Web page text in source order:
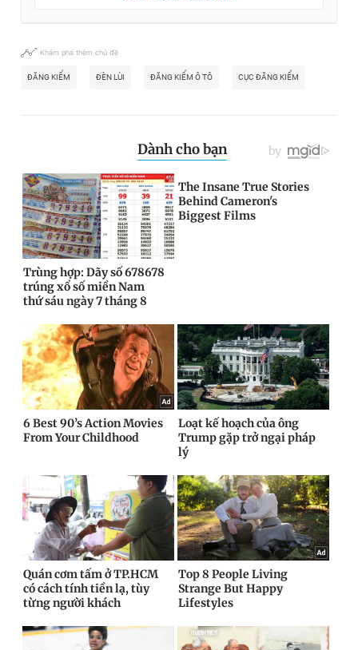
Khám phá thêm chủ đề
ĐĂNG KIỂM ĐÈN LÙI ĐĂNG KIỂM Ô TÔ CỤC ĐĂNG KIỂM